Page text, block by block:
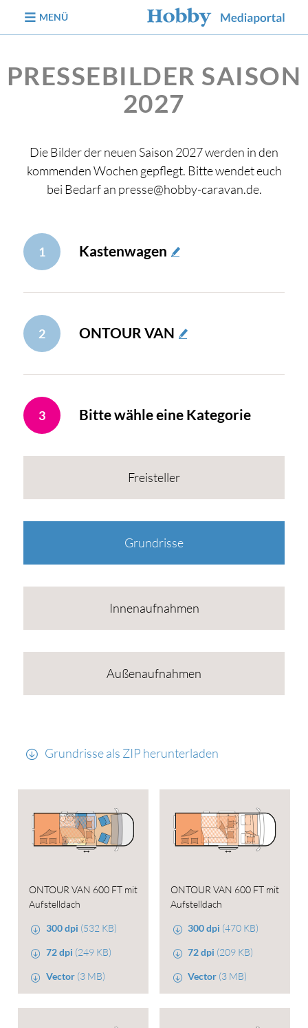
MENÜ
PRESSEBILDER SAISON
2027
Die Bilder der neuen Saison 2027 werden in den
kommenden Wochen gepflegt. Bitte wendet euch
bei Bedarf an presse@hobby-caravan.de.
1 Kastenwagen
2 ONTOUR VAN
3 Bitte wähle eine Kategorie
Freisteller
Grundrisse
Innenaufnahmen
Außenaufnahmen
Grundrisse als ZIP herunterladen
ONTOUR VAN 600 FT mit
Aufstelldach
300 dpi (532 KB)
72 dpi (249 KB)
Vector (3 MB)
ONTOUR VAN 600 FT mit
Aufstelldach
300 dpi (470 KB)
72 dpi (209 KB)
Vector (3 MB)